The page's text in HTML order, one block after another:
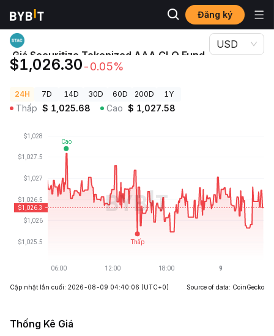
Đăng ký
Giá Tiền Điện Tử Giá Securitize Tokenized AAA CLO Fund STAC
Giá Securitize Tokenized AAA CLO Fund
STAC
$1,026.30-0.05%
USD
24H 7D 14D 30D 60D 200D 1Y
Thấp $ 1,025.68 Cao $ 1,027.58
Cập nhật lần cuối: 2026-08-09 04:40:06 (UTC+0) Source of data: CoinGecko
Thống Kê Giá